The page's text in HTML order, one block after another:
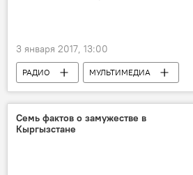
3 января 2017, 13:00
РАДИО МУЛЬТИМЕДИА
Семь фактов о замужестве в
Кыргызстане